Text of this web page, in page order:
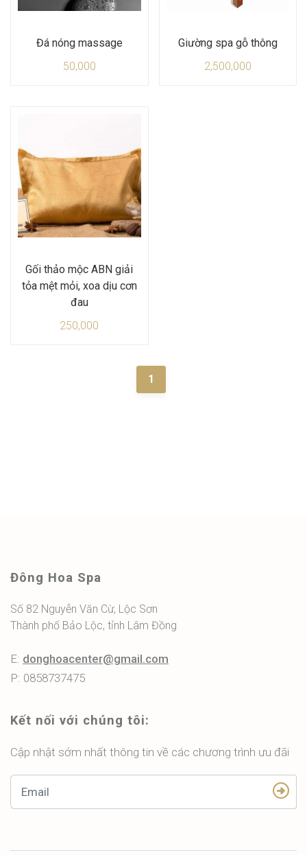
Đá nóng massage
50,000
Giường spa gỗ thông
2,500,000
Gối thảo mộc ABN giải
tỏa mệt mỏi, xoa dịu cơn
đau
250,000
1
Đông Hoa Spa
Số 82 Nguyễn Văn Cừ, Lộc Sơn
Thành phố Bảo Lộc, tỉnh Lâm Đồng
E: donghoacenter@gmail.com
P: 0858737475
Kết nối với chúng tôi:
Cập nhật sớm nhất thông tin về các chương trình ưu đãi